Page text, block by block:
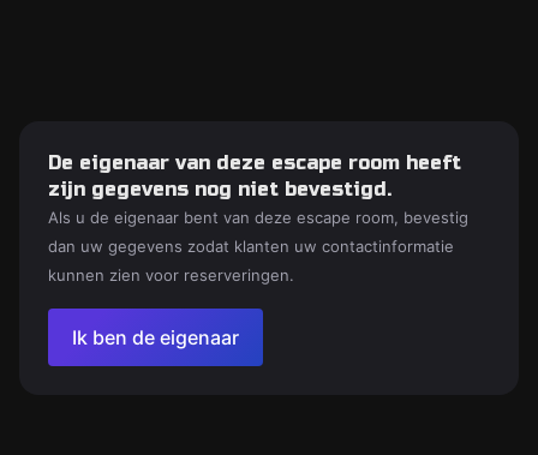
De eigenaar van deze escape room heeft
zijn gegevens nog niet bevestigd.
Als u de eigenaar bent van deze escape room, bevestig
dan uw gegevens zodat klanten uw contactinformatie
kunnen zien voor reserveringen.
Ik ben de eigenaar